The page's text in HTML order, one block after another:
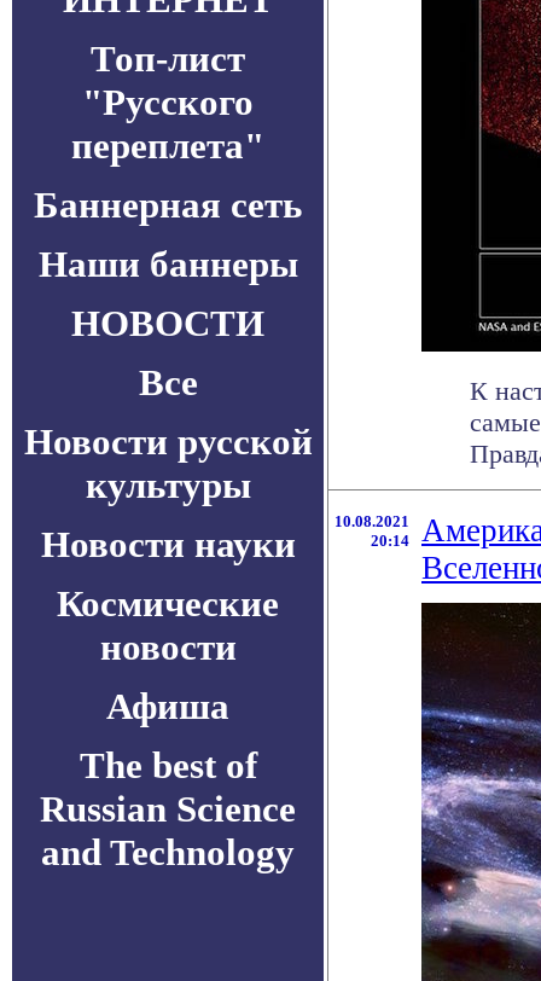
Топ-лист
"Русского
переплета"
Баннерная сеть
Наши баннеры
НОВОСТИ
Все
Новости русской
культуры
Новости науки
Космические
новости
Афиша
The best of
Russian Science
and Technology
К
10.08.2021
20:14